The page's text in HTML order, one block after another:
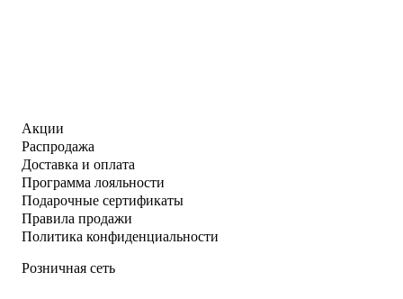
Акции
Распродажа
Доставка и оплата
Программа лояльности
Подарочные сертификаты
Правила продажи
Политика конфиденциальности
Розничная сеть